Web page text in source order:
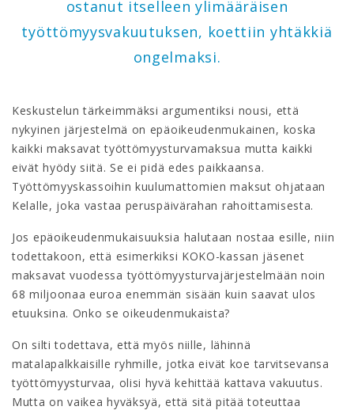
ostanut itselleen ylimääräisen
työttömyysvakuutuksen, koettiin yhtäkkiä
ongelmaksi.
Keskustelun tärkeimmäksi argumentiksi nousi, että
nykyinen järjestelmä on epäoikeudenmukainen, koska
kaikki maksavat työttömyysturvamaksua mutta kaikki
eivät hyödy siitä. Se ei pidä edes paikkaansa.
Työttömyyskassoihin kuulumattomien maksut ohjataan
Kelalle, joka vastaa peruspäivärahan rahoittamisesta.
Jos epäoikeudenmukaisuuksia halutaan nostaa esille, niin
todettakoon, että esimerkiksi KOKO-kassan jäsenet
maksavat vuodessa työttömyysturvajärjestelmään noin
68 miljoonaa euroa enemmän sisään kuin saavat ulos
etuuksina. Onko se oikeudenmukaista?
On silti todettava, että myös niille, lähinnä
matalapalkkaisille ryhmille, jotka eivät koe tarvitsevansa
työttömyysturvaa, olisi hyvä kehittää kattava vakuutus.
Mutta on vaikea hyväksyä, että sitä pitää toteuttaa